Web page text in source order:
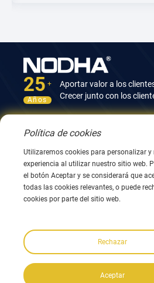
25 +
Años
Aportar valor a los
Crecer junto con los
Contáctenos
Edificio 12, n.º 9, calle Xingyang,
China
0086 510 8580 8562
0086 152 5144 1199
Síganos:
Política de cookies
Utilizaremos cookies para personalizar y
experiencia al utilizar nuestro sitio web.
el botón Aceptar y se considerará que
todas las cookies relevantes, o puede
cookies por parte del sitio web.
Rechazar
Aceptar